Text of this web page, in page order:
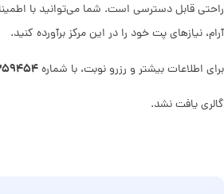
راحتی قابل دسترسی است. شما می‌توانید با
آرام، نیازهای پت خود را در این مرکز برآورده کنید.
برای اطلاعات بیشتر و رزرو نوبت، با شماره
گالری یافت نشد.